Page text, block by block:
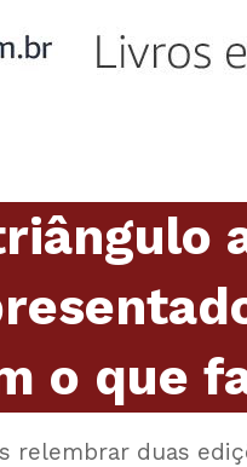
o que
relembrar duas